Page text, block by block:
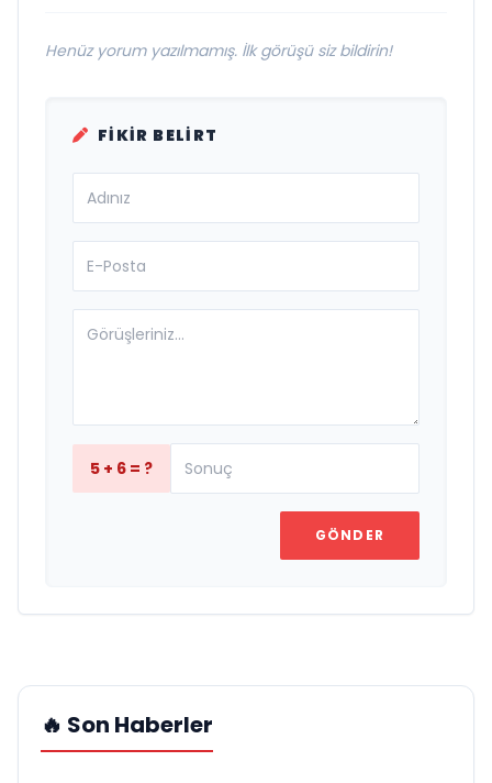
Henüz yorum yazılmamış. İlk görüşü siz bildirin!
FIKIR BELIRT
5 + 6 = ?
GÖNDER
🔥 Son Haberler